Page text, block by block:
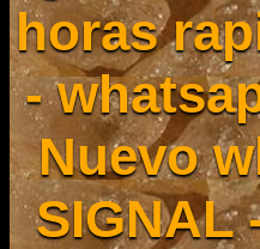
horas
-
Nuevo
SIGNAL